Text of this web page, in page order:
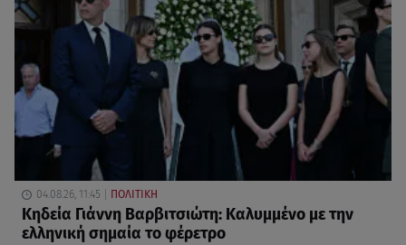
04.08.26, 11:45 ΠΟΛΙΤΙΚΗ
Κηδεία Γιάννη Βαρβιτσιώτη: Καλυμμένο με την
ελληνική σημαία το φέρετρο